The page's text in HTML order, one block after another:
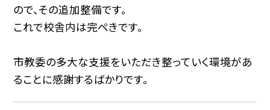
ので、その追加整備です。
これで校舎内は完ぺきです。
市教委の多大な支援をいただき整っていく環境があ
ることに感謝するばかりです。